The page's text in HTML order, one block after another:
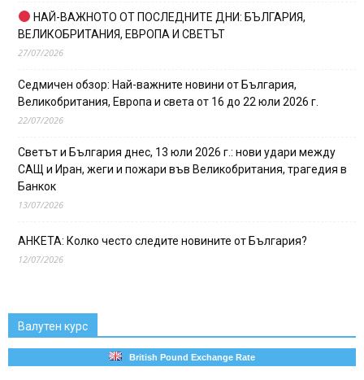
НАЙ-ВАЖНОТО ОТ ПОСЛЕДНИТЕ ДНИ: БЪЛГАРИЯ,
ВЕЛИКОБРИТАНИЯ, ЕВРОПА И СВЕТЪТ
27/07/2026
Седмичен обзор: Най-важните новини от България,
Великобритания, Европа и света от 16 до 22 юли 2026 г.
22/07/2026
Светът и България днес, 13 юли 2026 г.: нови удари между
САЩ и Иран, жеги и пожари във Великобритания, трагедия в
Банкок
13/07/2026
АНКЕТА: Колко често следите новините от България?
12/07/2026
Валутен курс
British Pound Exchange Rate